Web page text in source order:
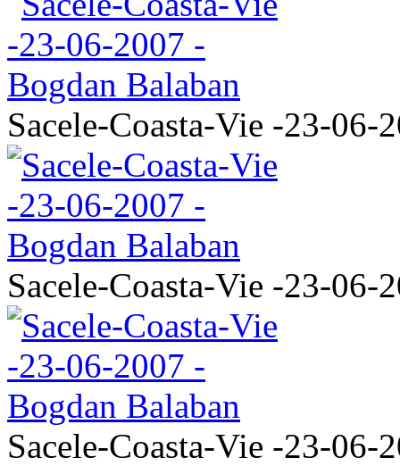
Sacele-Coasta-Vie -23-06-
Sacele-Coasta-Vie -23-06-
Sacele-Coasta-Vie -23-06-